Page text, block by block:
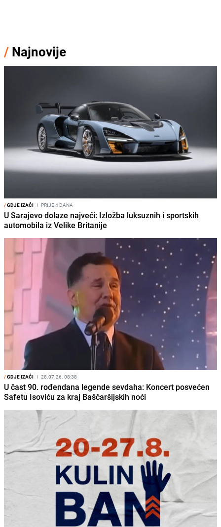
/ Najnovije
/GDJE IZAĆI I PRIJE 4 DANA
U Sarajevo dolaze najveći: Izložba luksuznih i sportskih
automobila iz Velike Britanije
/GDJE IZAĆI I 28.07.26. 08:38
U čast 90. rođendana legende sevdaha: Koncert posvećen
Safetu Isoviću za kraj Baščaršijskih noći